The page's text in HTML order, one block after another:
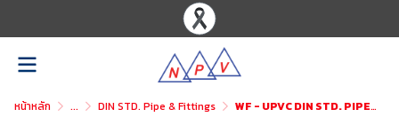
หน้าหลัก ... DIN STD. Pipe & Fittings WF - UPVC DIN STD. PIPE 4.00M